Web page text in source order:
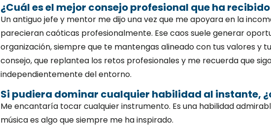
¿Cuál es el mejor consejo profesional que ha
Un antiguo jefe y mentor me dijo una vez que me apoyara en la
parecieran caóticas profesionalmente. Ese caos suele generar
organización, siempre que te mantengas alineado con tus valores y
consejo, que replantea los retos profesionales y me recuerda que
independientemente del entorno.
Si pudiera dominar cualquier habilidad al instante,
Me encantaría tocar cualquier instrumento. Es una habilidad
música es algo que siempre me ha inspirado.